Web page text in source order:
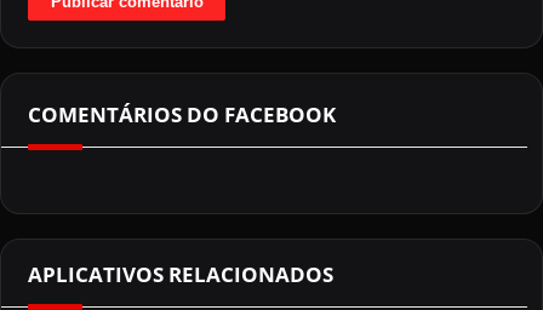
COMENTÁRIOS DO FACEBOOK
APLICATIVOS RELACIONADOS